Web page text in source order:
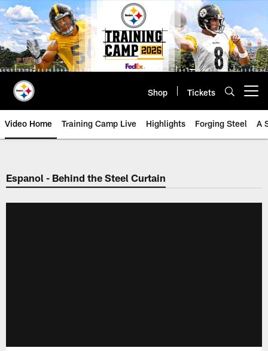
Skip
to
main
content
Shop Tickets
Video Home Training Camp Live Highlights Forging Steel A
Espanol - Behind the Steel Curtain